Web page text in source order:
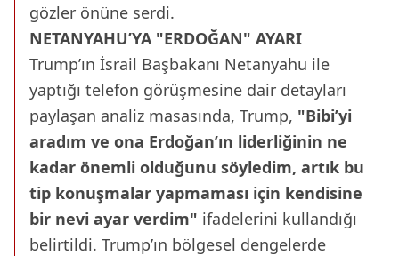
gözler önüne serdi.
NETANYAHU’YA "ERDOĞAN" AYARI
Trump’ın İsrail Başbakanı Netanyahu ile
yaptığı telefon görüşmesine dair detayları
paylaşan analiz masasında, Trump, "Bibi’yi
aradım ve ona Erdoğan’ın liderliğinin ne
kadar önemli olduğunu söyledim, artık bu
tip konuşmalar yapmaması için kendisine
bir nevi ayar verdim" ifadelerini kullandığı
belirtildi. Trump’ın bölgesel dengelerde